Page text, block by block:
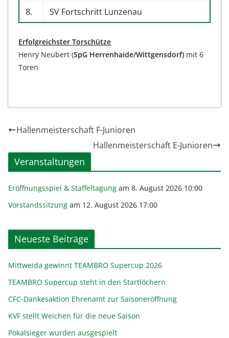
8.
SV Fortschritt Lunzenau
Erfolgreichster Torschütze
Henry Neubert (SpG Herrenhaide/Wittgensdorf) mit 6
Toren
Hallenmeisterschaft F-Junioren
Hallenmeisterschaft E-Junioren
Veranstaltungen
Eröffnungsspiel & Staffeltagung am 8. August 2026 10:00
Vorstandssitzung am 12. August 2026 17:00
Neueste Beiträge
Mittweida gewinnt TEAMBRO Supercup 2026
TEAMBRO Supercup steht in den Startlöchern
CFC-Dankesaktion Ehrenamt zur Saisoneröffnung
KVF stellt Weichen für die neue Saison
Pokalsieger wurden ausgespielt